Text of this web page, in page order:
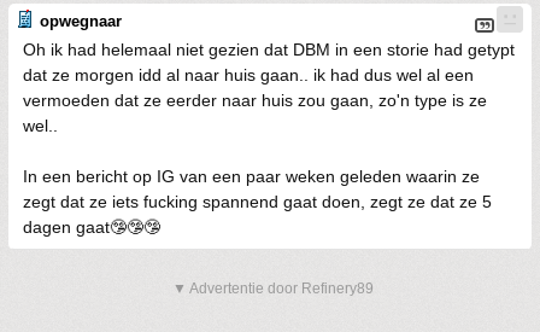
opwegnaar
Oh ik had helemaal niet gezien dat DBM in een storie had getypt
dat ze morgen idd al naar huis gaan.. ik had dus wel al een
vermoeden dat ze eerder naar huis zou gaan, zo'n type is ze
wel..
In een bericht op IG van een paar weken geleden waarin ze
zegt dat ze iets fucking spannend gaat doen, zegt ze dat ze 5
dagen gaat🤥🤥🤥
▼ Advertentie door Refinery89